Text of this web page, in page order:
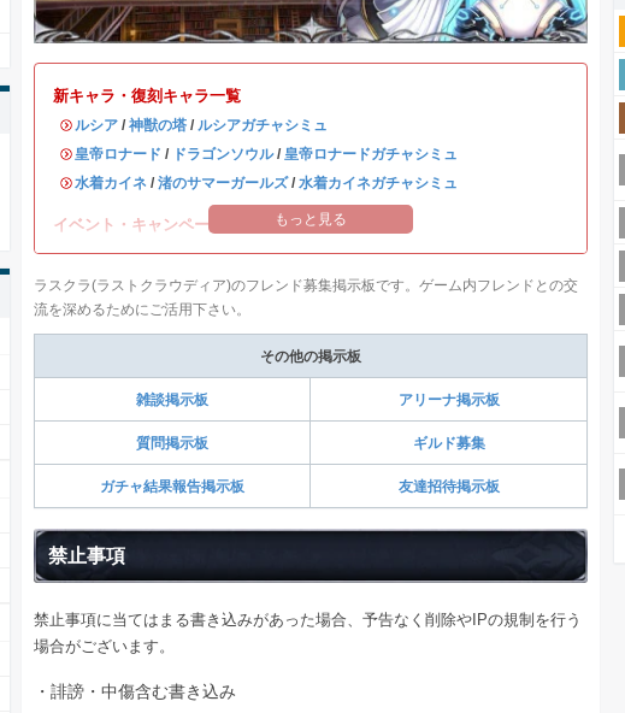
新キャラ・復刻キャラ一覧
・ ルシア / 神獣の塔 / ルシアガチャシミュ
・ 皇帝ロナード / ドラゴンソウル/ 皇帝ロナードガチャシミュ
・水着カイネ / 渚のサマーガールズ/ 水着カイネガチャシミュ
イベント・キャンペーン情報まとめもっと見る
ラスクラ(ラストクラウディア)のフレンド募集掲示板です。ゲーム内フレンドとの交
流を深めるためにご活用下さい。
その他の掲示板
雑談掲示板 アリーナ掲示板
質問掲示板 ギルド募集
ガチャ結果報告掲示板 友達招待掲示板
禁止事項
禁止事項に当てはまる書き込みがあった場合、予告なく削除やIPの規制を行う
場合がございます。
・誹謗・中傷含む書き込み